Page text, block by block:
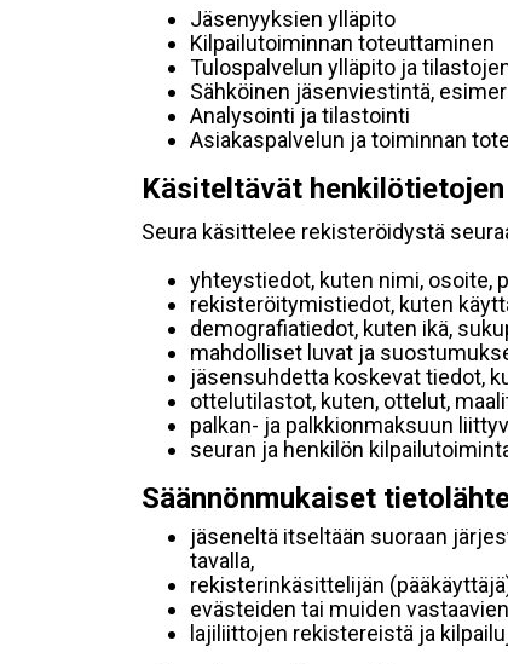
Jäsenyyksien ylläpito
Kilpailutoiminnan toteuttaminen
Tulospalvelun ylläpito ja
Sähköinen jäsenviestintä,
Analysointi ja tilastointi
Asiakaspalvelun ja toiminnan
Käsiteltävät
Seura käsittelee rekisteröidystä
yhteystiedot, kuten nimi, osoite,
rekisteröitymistiedot, kuten
demografiatiedot, kuten ikä,
mahdolliset luvat ja
jäsensuhdetta koskevat tiedot,
ottelutilastot, kuten, ottelut,
palkan- ja palkkionmaksuun
seuran ja henkilön
Säännönmukaiset
jäseneltä itseltään suoraan
tavalla,
rekisterinkäsittelijän
evästeiden tai muiden
lajiliittojen rekistereistä ja